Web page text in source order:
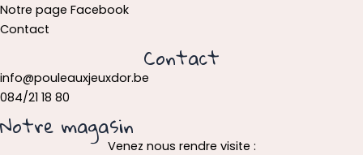
Notre page Facebook
Contact
Contact
info@pouleauxjeuxdor.be
084/21 18 80
Notre magasin
Venez nous rendre visite :